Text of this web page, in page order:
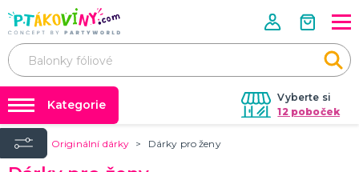
Vyberte si
12 poboček
❤️ Rozlučky se svobodou ❤️
Kategorie
VALENTÝN
Úvod Originální dárky Dárky pro ženy